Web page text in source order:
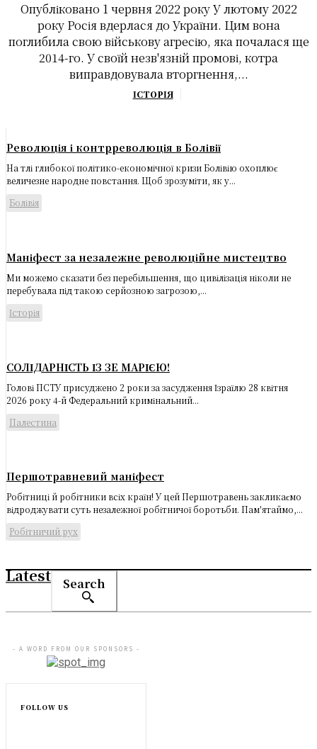
Опубліковано 1 червня 2022 року У лютому 2022
року Росія вдерлася до України. Цим вона
поглибила свою військову агресію, яка почалася ще
2014-го. У своїй незв'язній промові, котра
виправдовувала вторгнення,...
ІСТОРІЯ
Революція і контрреволюція в Болівії
На тлі глибокої політико-економічної кризи Болівію охоплює
величезне народне повстання. Щоб зрозуміти, як у...
Болівія
Маніфест за незалежне революційне мистецтво
Ми можемо сказати без перебільшення, що цивілізація ніколи не
перебувала під такою серйозною загрозою,...
Історія
СОЛІДАРНІСТЬ ІЗ ЗЕ МАРІЄЮ!
Голові ПСТУ присуджено 2 роки за засудження Ізраїлю 28 квітня
2026 року 4-й Федеральний кримінальний...
Палестина
Першотравневий маніфест
Робітниці й робітники всіх країн! У цей Першотравень закликаємо
відроджувати суть незалежної робітничої боротьби. Пам'ятаймо,...
Робітничий рух
Latest Search
- A WORD FROM OUR SPONSORS -
FOLLOW US